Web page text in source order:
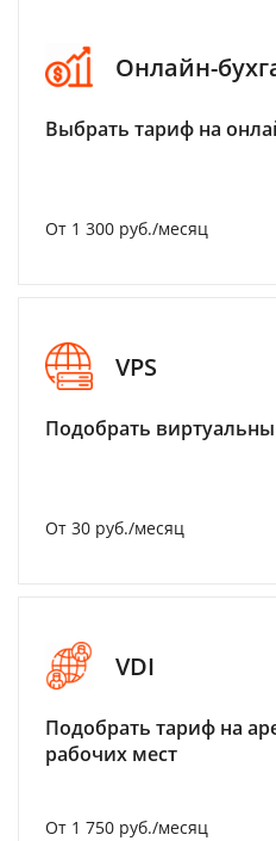
Онлайн-
Выбрать тариф на
От 1 300 руб./месяц
VPS
Подобрать
От 30 руб./месяц
VDI
Подобрать тариф на
рабочих мест
От 1 750 руб./месяц